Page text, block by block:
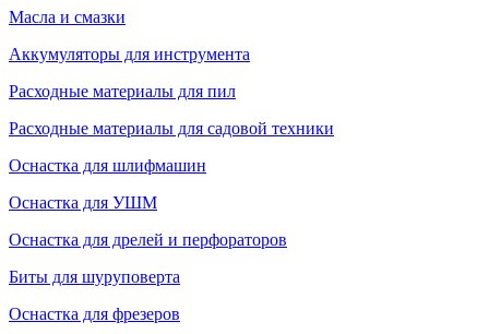
Масла и смазки
Аккумуляторы для инструмента
Расходные материалы для пил
Расходные материалы для садовой техники
Оснастка для шлифмашин
Оснастка для УШМ
Оснастка для дрелей и перфораторов
Биты для шуруповерта
Оснастка для фрезеров